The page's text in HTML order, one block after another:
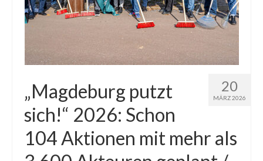
20
MÄRZ 2026
„Magdeburg putzt
sich!“ 2026: Schon
104 Aktionen mit mehr als